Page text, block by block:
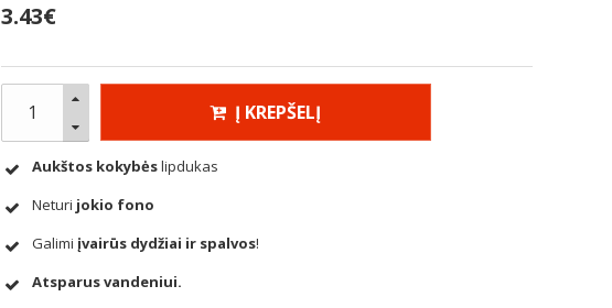
3.43€
Į KREPŠELĮ
Aukštos kokybėslipdukas
Neturi jokio fono
Galimi įvairūs dydžiai ir spalvos!
Atsparus vandeniui.